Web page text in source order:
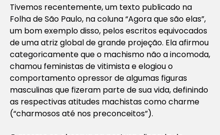
Tivemos recentemente, um texto publicado na
Folha de São Paulo, na coluna “Agora que são elas”,
um bom exemplo disso, pelos escritos equivocados
de uma atriz global de grande projeção. Ela afirmou
categoricamente que o machismo não a incomoda,
chamou feministas de vitimista e elogiou o
comportamento opressor de algumas figuras
masculinas que fizeram parte de sua vida, definindo
as respectivas atitudes machistas como charme
(“charmosos até nos preconceitos”).